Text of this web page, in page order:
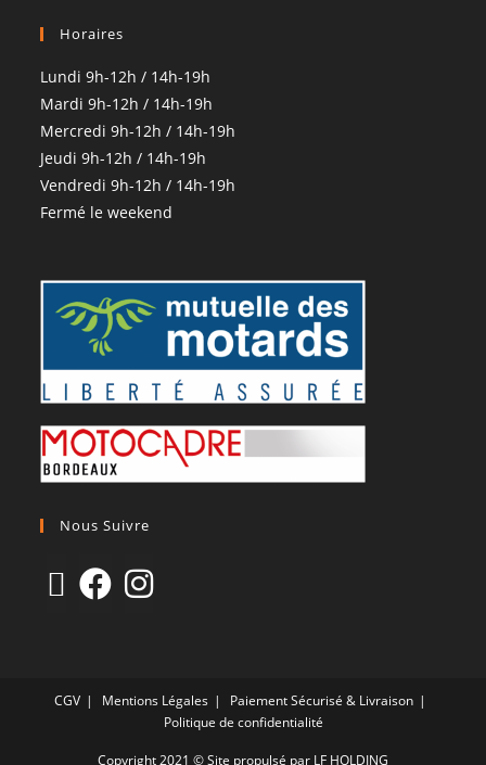
Horaires
Lundi 9h-12h / 14h-19h
Mardi 9h-12h / 14h-19h
Mercredi 9h-12h / 14h-19h
Jeudi 9h-12h / 14h-19h
Vendredi 9h-12h / 14h-19h
Fermé le weekend
Nous Suivre
CGV Mentions Légales
Paiement Sécurisé & Livraison
Politique de confidentialité
Copyright 2021 © Site propulsé par LF HOLDING